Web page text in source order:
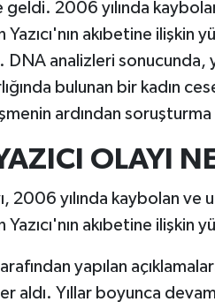
2006 yılında
Yazıcı'nın akıbetine ilişkin
DNA analizleri
bulunan bir kadın
ardından soruşturma
OLAYI
2006 yılında kaybolan
Yazıcı'nın akıbetine
yapılan
aldı. Yıllar boyunca